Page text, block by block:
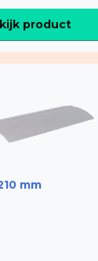
product
mm